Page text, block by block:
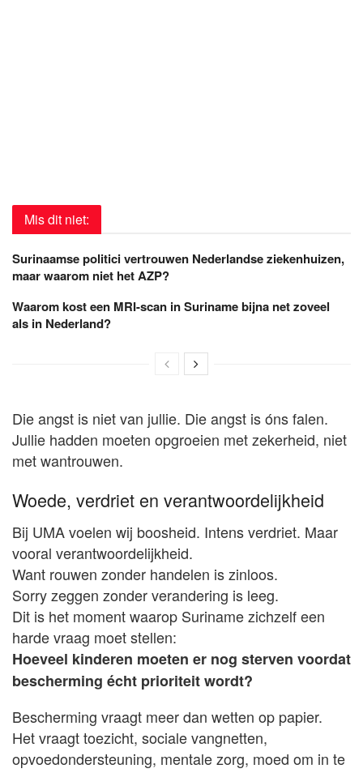
Mis dit niet:
Surinaamse politici vertrouwen Nederlandse ziekenhuizen,
maar waarom niet het AZP?
Waarom kost een MRI-scan in Suriname bijna net zoveel
als in Nederland?
Die angst is niet van jullie. Die angst is óns falen.
Jullie hadden moeten opgroeien met zekerheid, niet
met wantrouwen.
Woede, verdriet en verantwoordelijkheid
Bij UMA voelen wij boosheid. Intens verdriet. Maar
vooral verantwoordelijkheid.
Want rouwen zonder handelen is zinloos.
Sorry zeggen zonder verandering is leeg.
Dit is het moment waarop Suriname zichzelf een
harde vraag moet stellen:
Hoeveel kinderen moeten er nog sterven voordat
bescherming écht prioriteit wordt?
Bescherming vraagt meer dan wetten op papier.
Het vraagt toezicht, sociale vangnetten,
opvoedondersteuning, mentale zorg, moed om in te